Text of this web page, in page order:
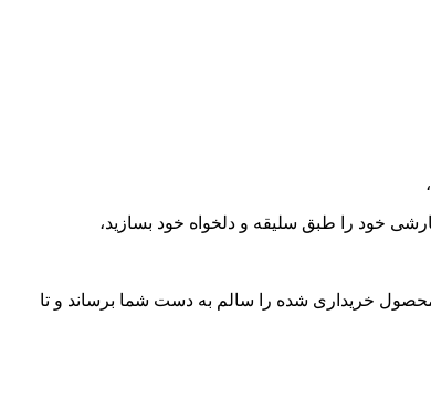
خود را طبق سلیقه و دلخواه خود بسازید،
خریداری شده را سالم به دست شما برساند و تا